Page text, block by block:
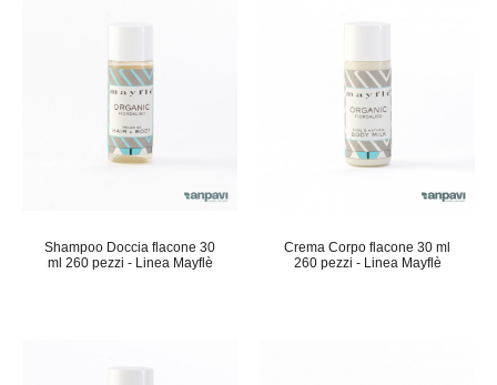
Shampoo Doccia flacone 30
ml 260 pezzi - Linea Mayflè
Crema Corpo flacone 30 ml
260 pezzi - Linea Mayflè